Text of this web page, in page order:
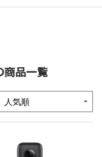
商品一覧